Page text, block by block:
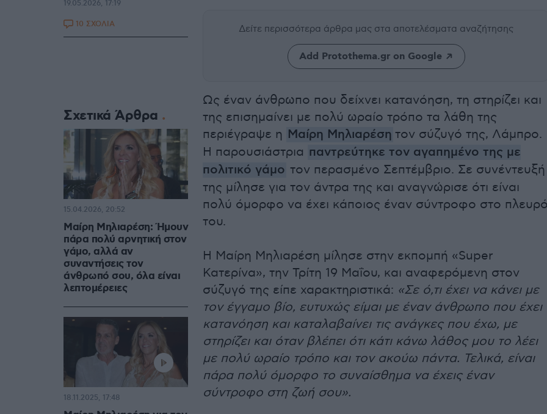
Δείτε περισσότερα άρθρα μας στα αποτελέσματα αναζήτησης
Add Protothema.gr on Google
Ως έναν άνθρωπο που δείχνει κατανόηση, τη στηρίζει και
της επισημαίνει με πολύ ωραίο τρόπο τα λάθη της
περιέγραψε η Μαίρη Μηλιαρέση τον σύζυγό της, Λάμπρο.
Η παρουσιάστρια παντρεύτηκε τον αγαπημένο της με
πολιτικό γάμο τον περασμένο Σεπτέμβριο. Σε συνέντευξή
της μίλησε για τον άντρα της και αναγνώρισε ότι είναι
πολύ όμορφο να έχει κάποιος έναν σύντροφο στο
του.
Η Μαίρη Μηλιαρέση μίλησε στην εκπομπή «Super
Κατερίνα», την Τρίτη 19 Μαΐου, και αναφερόμενη στον
σύζυγό της είπε χαρακτηριστικά: «Σε ό,τι έχει να κάνει με
τον έγγαμο βίο, ευτυχώς είμαι με έναν άνθρωπο που έχει
κατανόηση και καταλαβαίνει τις ανάγκες που έχω, με
στηρίζει και όταν βλέπει ότι κάτι κάνω λάθος μου το λέει
με πολύ ωραίο τρόπο και τον ακούω πάντα. Τελικά, είναι
πάρα πολύ όμορφο το συναίσθημα να έχεις έναν
σύντροφο στη ζωή σου».
19.05.2026, 17:19
10 ΣΧΟΛΙΑ
Σχετικά Άρθρα
Μαίρη Μηλιαρέση: Ήμουν
πάρα πολύ αρνητική στον
γάμο, αλλά αν
συναντήσεις τον
άνθρωπό σου, όλα είναι
λεπτομέρειες
15.04.2026, 20:52
18.11.2025, 17:48